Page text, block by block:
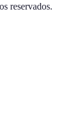
reservados.